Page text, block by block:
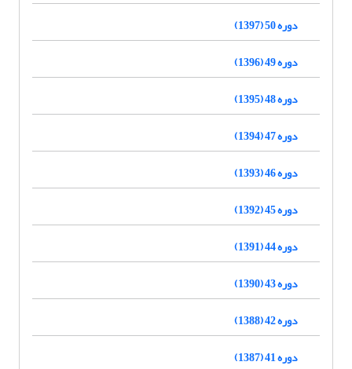
دوره 50 (1397)
دوره 49 (1396)
دوره 48 (1395)
دوره 47 (1394)
دوره 46 (1393)
دوره 45 (1392)
دوره 44 (1391)
دوره 43 (1390)
دوره 42 (1388)
دوره 41 (1387)